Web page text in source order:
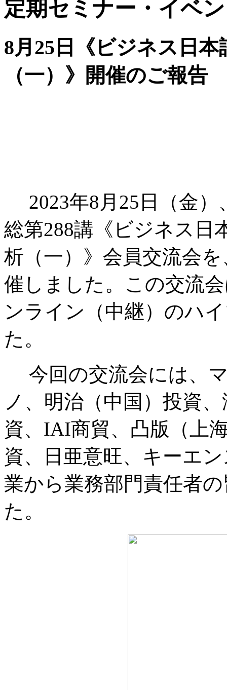
定期セミナー・イベ
8月25日《ビジネス日
（一）》開催のご報告
2023年8月25日（金
総第288講《ビジネス日
析（一）》会員交流会
催しました。この交流
ンライン（中継）のハ
た。
今回の交流会には、
ノ、明治（中国）投資
資、IAI商貿、凸版（上
資、日亜意旺、キーエ
業から業務部門責任者
た。